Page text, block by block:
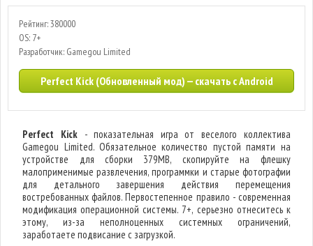
Рейтинг: 380000
OS: 7+
Разработчик: Gamegou Limited
Perfect Kick (Обновленный мод) — скачать с Android
Perfect Kick- показательная игра от веселого коллектива
Gamegou Limited. Обязательное количество пустой памяти на
устройстве для сборки 379MB, скопируйте на флешку
малоприменимые развлечения, программки и старые фотографии
для детального завершения действия перемещения
востребованных файлов. Первостепенное правило - современная
модификация операционной системы. 7+, серьезно отнеситесь к
этому, из-за неполноценных системных ограничений,
заработаете подвисание с загрузкой.